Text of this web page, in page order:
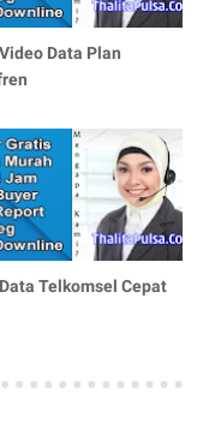
Data Plan
Telkomsel Cepat